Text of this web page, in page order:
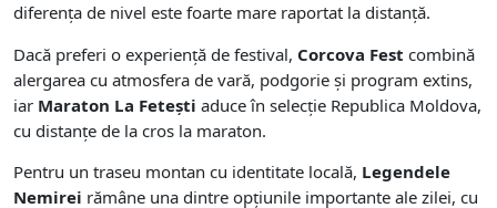
diferența de nivel este foarte mare raportat la distanță.
Dacă preferi o experiență de festival, Corcova Fest combină
alergarea cu atmosfera de vară, podgorie și program extins,
iar Maraton La Fetești aduce în selecție Republica Moldova,
cu distanțe de la cros la maraton.
Pentru un traseu montan cu identitate locală, Legendele
Nemirei rămâne una dintre opțiunile importante ale zilei, cu